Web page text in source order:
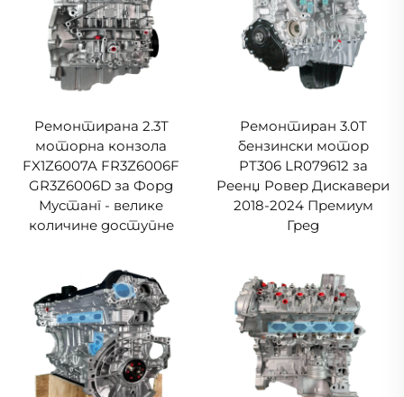
Ремонтирана 2.3Т
моторна конзола
FX1Z6007A FR3Z6006F
GR3Z6006D за Форд
Мустанг - велике
количине доступне
Ремонтиран 3.0Т
бензински мотор
PT306 LR079612 за
Реенџ Ровер Дискавери
2018-2024 Премиум
Гред